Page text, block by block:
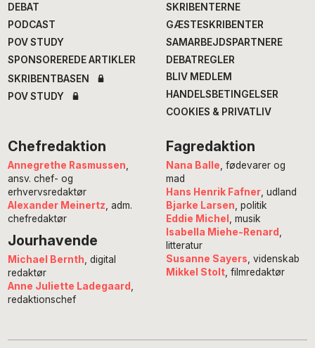
DEBAT
PODCAST
POV STUDY
SPONSOREREDE ARTIKLER
SKRIBENTBASEN
POV STUDY
SKRIBENTERNE
GÆSTESKRIBENTER
SAMARBEJDSPARTNERE
DEBATREGLER
BLIV MEDLEM
HANDELSBETINGELSER
COOKIES & PRIVATLIV
Chefredaktion
Annegrethe Rasmussen
ansv. chef- og
erhvervsredaktør
Alexander Meinertz , adm.
chefredaktør
Jourhavende
Michael Bernth , digital
redaktør
Anne Juliette Ladegaard
redaktionschef
Fagredaktion
Nana Balle , fødevarer og
mad
Hans Henrik Fafner, udland
Bjarke Larsen , politik
Eddie Michel
, musik
Isabella Miehe-Renard
litteratur
Susanne Sayers , videnskab
Mikkel Stolt, filmredaktør